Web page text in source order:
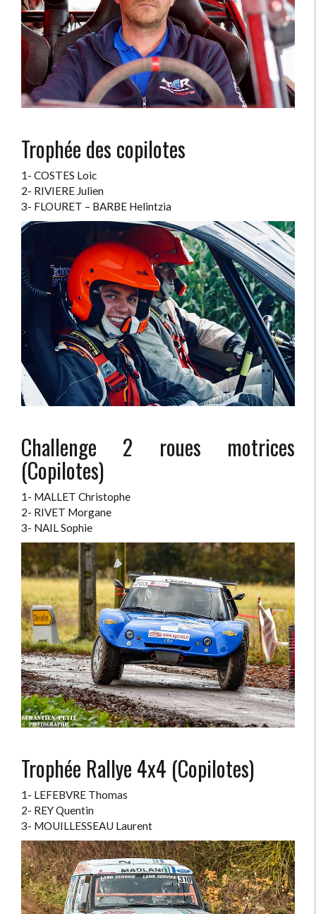
Trophée des copilotes
1- COSTES Loic
2- RIVIERE Julien
3- FLOURET – BARBE Helintzia
Challenge 2 roues motrices
(Copilotes)
1- MALLET Christophe
2- RIVET Morgane
3- NAIL Sophie
Trophée Rallye 4x4 (Copilotes)
1- LEFEBVRE Thomas
2- REY Quentin
3- MOUILLESSEAU Laurent